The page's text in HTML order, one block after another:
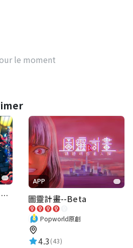
le moment
圓山月夜-羊群的失控｜圓山飯店 ARG實境解謎遊戲
APP
圖靈計畫--Beta
Popworld原創
4.3(43)